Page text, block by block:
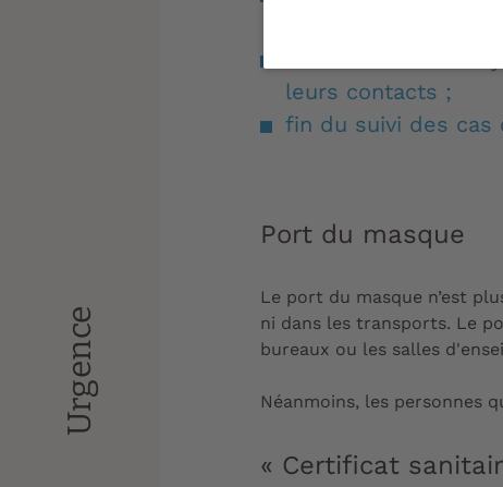
Urgence
fin de l'isolement
leurs contacts ;
fin du suivi des cas
Port du masque
Le port du masque n’est
ni dans les transports. Le
bureaux ou les salles
Néanmoins, les personnes
« Certificat